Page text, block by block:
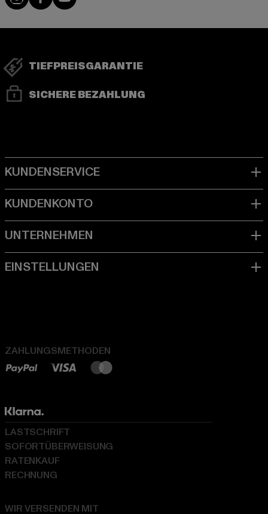
TIEFPREISGARANTIE
SICHERE BEZAHLUNG
ZAHLUNGSMETHODEN
WIR VERSENDEN MIT
LASTSCHRIFT
SOFORTÜBERWEISUNG
RATENKAUF
RECHNUNG